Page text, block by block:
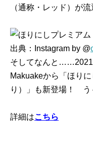
（通称・レッド）が流
出典：Instagram by @
そしてなんと……2021
Makuakeから「ほり
り）」も新登場！ う
詳細はこちら